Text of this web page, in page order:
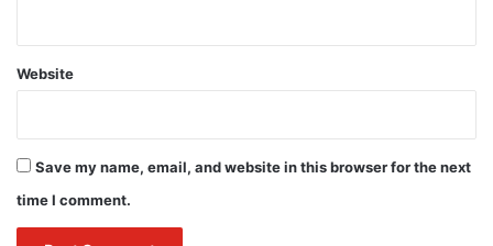
Website
Save my name, email, and website in this browser for the next
time I comment.